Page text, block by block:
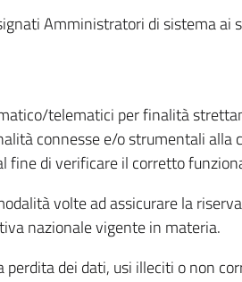
Amministratori di sistema ai
telematici per finalità
connesse e/o strumentali
di verificare il corretto
volte ad assicurare la
nazionale vigente in materia.
dei dati, usi illeciti o non